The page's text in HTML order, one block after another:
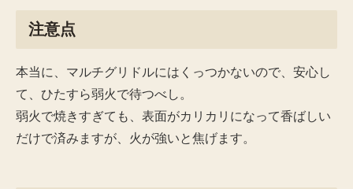
注意点
本当に、マルチグリドルにはくっつかないので、安心し
て、ひたすら弱火で待つべし。
弱火で焼きすぎても、表面がカリカリになって香ばしい
だけで済みますが、火が強いと焦げます。